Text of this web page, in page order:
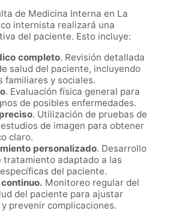
de Medicina Interna en La
internista realizará una
del paciente. Esto incluye:
completo. Revisión detallada
salud del paciente, incluyendo
familiares y sociales.
. Evaluación física general para
de posibles enfermedades.
. Utilización de pruebas de
de imagen para obtener
claro.
personalizado. Desarrollo
tratamiento adaptado a las
del paciente.
Monitoreo regular del
del paciente para ajustar
prevenir complicaciones.